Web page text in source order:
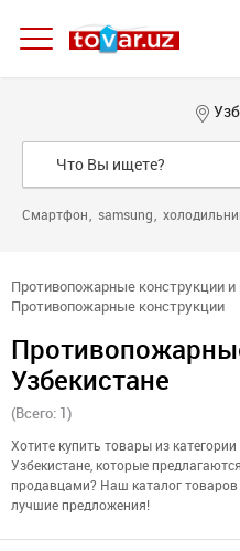
Смартфон samsung
Противопожарные конструкции
Противопожарные конструкции
Узбекистане
(Всего: 1)
Хотите купить товары из
Узбекистане, которые
продавцами? Наш каталог
лучшие предложения!